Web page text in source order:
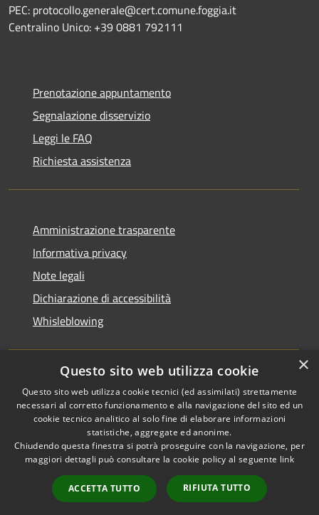
PEC: protocollo.generale@cert.comune.foggia.it
Centralino Unico: +39 0881 792111
Prenotazione appuntamento
Segnalazione disservizio
Leggi le FAQ
Richiesta assistenza
Amministrazione trasparente
Informativa privacy
Note legali
Dichiarazione di accessibilità
Whisleblowing
RSS
Accessibilità
Privacy
Cookie
Mappa del sito
Codici IPA
Area dipendenti
Copyright © 2026 • Comune di
Foggia • Powered by
Municipium
Accesso
redazione
×
Questo sito web utilizza cookie
Questo sito web utilizza cookie tecnici (ed assimilati) strettamente
necessari al corretto funzionamento e alla navigazione del sito ed un
cookie tecnico analitico al solo fine di elaborare informazioni
statistiche, aggregate ed anonime.
Chiudendo questa finestra si potrà proseguire con la navigazione, per
maggiori dettagli può consultare la cookie policy al seguente link
ACCETTA TUTTO RIFIUTA TUTTO